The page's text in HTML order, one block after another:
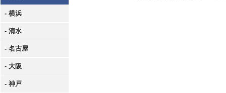
- 横浜
- 清水
- 名古屋
- 大阪
- 神戸